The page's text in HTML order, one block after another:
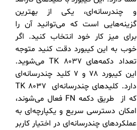
و چندرسانه‌ای، یکی از بهترین
گزینه‌هایی است که می‌توانید آن را
برای میز کار خود انتخاب کنید. اگر
خوب به این کیبورد دقت کنید متوجه
تعداد دکمه‌های TK 8037 می‌شوید.
این کیبورد 78 و 7 کلید چندرسانه‌ای
دارد. کلیدهای چندرسانه‌ای TK 8037
که از طریق دکمه FN فعال می‌شوند،
امکان دسترسی سریع و یکپارچه‌ای به
عملکردهای چندرسانه‌ای در اختیار کاربر